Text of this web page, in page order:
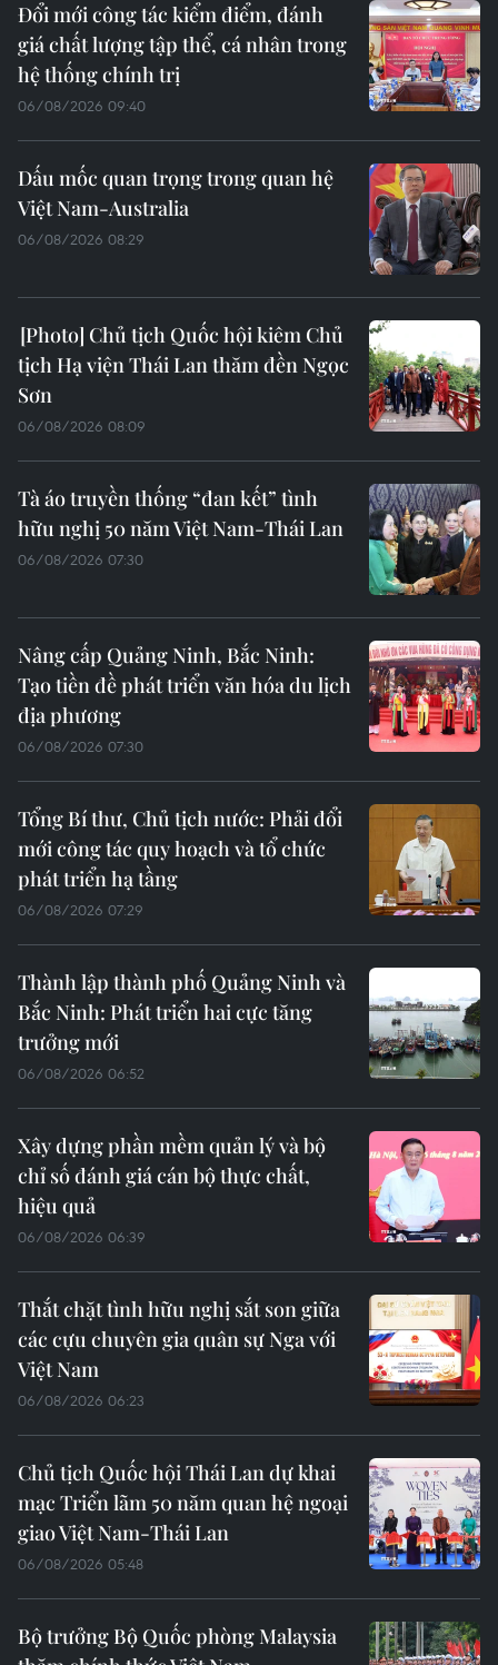
Đổi mới công tác kiểm điểm, đánh
giá chất lượng tập thể, cá nhân trong
hệ thống chính trị
06/08/2026 09:40
Dấu mốc quan trọng trong quan hệ
Việt Nam-Australia
06/08/2026 08:29
Chủ tịch Quốc hội kiêm Chủ
tịch Hạ viện Thái Lan thăm đền Ngọc
Sơn
06/08/2026 08:09
Tà áo truyền thống “đan kết” tình
hữu nghị 50 năm Việt Nam-Thái Lan
06/08/2026 07:30
Nâng cấp Quảng Ninh, Bắc Ninh:
Tạo tiền đề phát triển văn hóa du lịch
địa phương
06/08/2026 07:30
Tổng Bí thư, Chủ tịch nước: Phải đổi
mới công tác quy hoạch và tổ chức
phát triển hạ tầng
06/08/2026 07:29
Thành lập thành phố Quảng Ninh và
Bắc Ninh: Phát triển hai cực tăng
trưởng mới
06/08/2026 06:52
Xây dựng phần mềm quản lý và bộ
chỉ số đánh giá cán bộ thực chất,
hiệu quả
06/08/2026 06:39
Thắt chặt tình hữu nghị sắt son giữa
các cựu chuyên gia quân sự Nga với
Việt Nam
06/08/2026 06:23
Chủ tịch Quốc hội Thái Lan dự khai
mạc Triển lãm 50 năm quan hệ ngoại
giao Việt Nam-Thái Lan
06/08/2026 05:48
Bộ trưởng Bộ Quốc phòng Malaysia